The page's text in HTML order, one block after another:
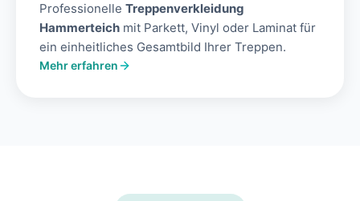
Professionelle Treppenverkleidung
Hammerteich mit Parkett, Vinyl oder Laminat für
ein einheitliches Gesamtbild Ihrer Treppen.
Mehr erfahren